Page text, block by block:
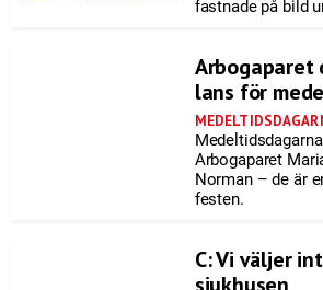
fastnade på bild
Arbogaparet
lans för
Arbogaparet
Norman – de är
festen.
C: Vi väljer